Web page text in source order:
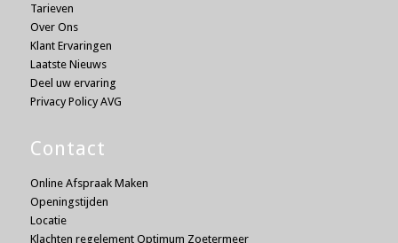
Tarieven
Over Ons
Klant Ervaringen
Laatste Nieuws
Deel uw ervaring
Privacy Policy AVG
Contact
Online Afspraak Maken
Openingstijden
Locatie
Klachten regelement Optimum Zoetermeer